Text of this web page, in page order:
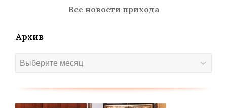
Все новости прихода
Архив
Архив